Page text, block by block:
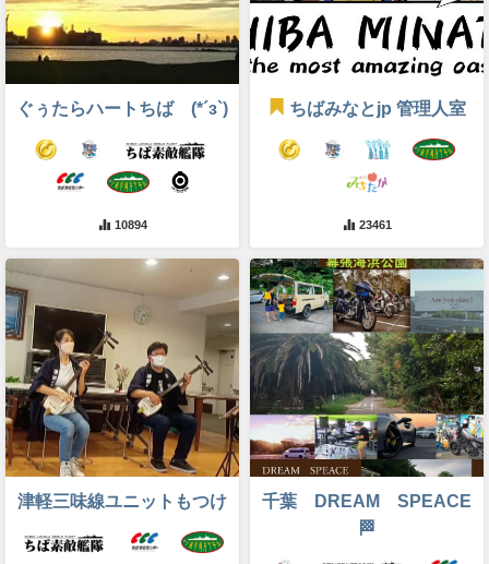
ぐぅたらハートちば (*´з`)
10894
ちばみなとjp 管理人室
23461
津軽三味線ユニットもつけ
千葉 DREAM SPEACE
🏁